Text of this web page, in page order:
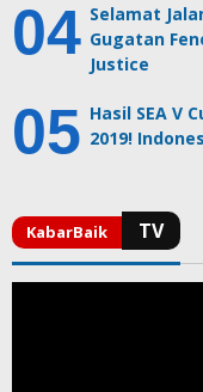
Selamat
Gugatan
Justice
Hasil SEA V
2019!